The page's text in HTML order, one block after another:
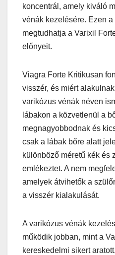
koncentrál, amely kiváló
vénák kezelésére. Ezen
megtudhatja a Varixil
előnyeit.
Viagra Forte Kritikusan
visszér, és miért
varikózus vénák néven
lábakon a közvetlenül a
megnagyobbodnak és
csak a lábak bőre alatt
különböző méretű kék és
emlékeztet. A nem
amelyek átvihetők a
a visszér kialakulását.
A varikózus vénák
működik jobban, mint a
kereskedelmi sikert